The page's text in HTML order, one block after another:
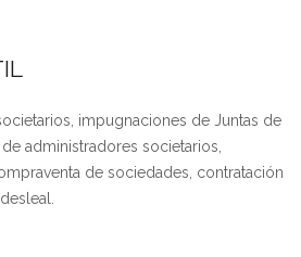
impugnaciones de Juntas de
administradores societarios,
de sociedades, contratación